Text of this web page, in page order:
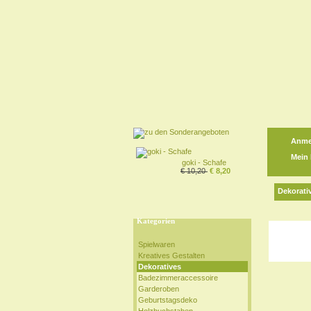
goki - Schafe
€ 10,20 € 8,20
Mein
Kategorien
Spielwaren
Kreatives Gestalten
Dekoratives
Badezimmeraccessoire
Garderoben
Geburtstagsdeko